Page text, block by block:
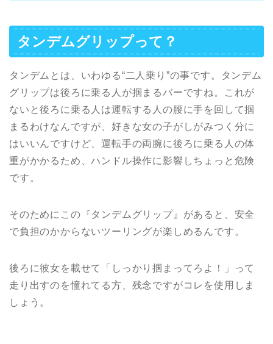
タンデムグリップって？
タンデムとは、いわゆる“二人乗り”の事です。タンデム
グリップは後ろに乗る人が掴まるバーですね。これが
ないと後ろに乗る人は運転する人の腰に手を回して掴
まるわけなんですが、好きな女の子がしがみつく分に
はいいんですけど、運転手の両腕に後ろに乗る人の体
重がかかるため、ハンドル操作に影響しちょっと危険
です。
そのためにこの『タンデムグリップ』があると、安全
で負担のかからないツーリングが楽しめるんです。
後ろに彼女を載せて「しっかり掴まってろよ！」って
走り出すのを憧れてる方、残念ですがコレを使用しま
しょう。